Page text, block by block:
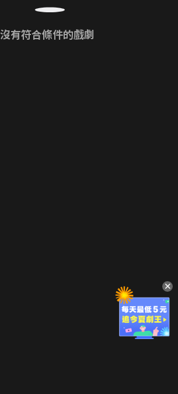
沒有符合條件的戲劇